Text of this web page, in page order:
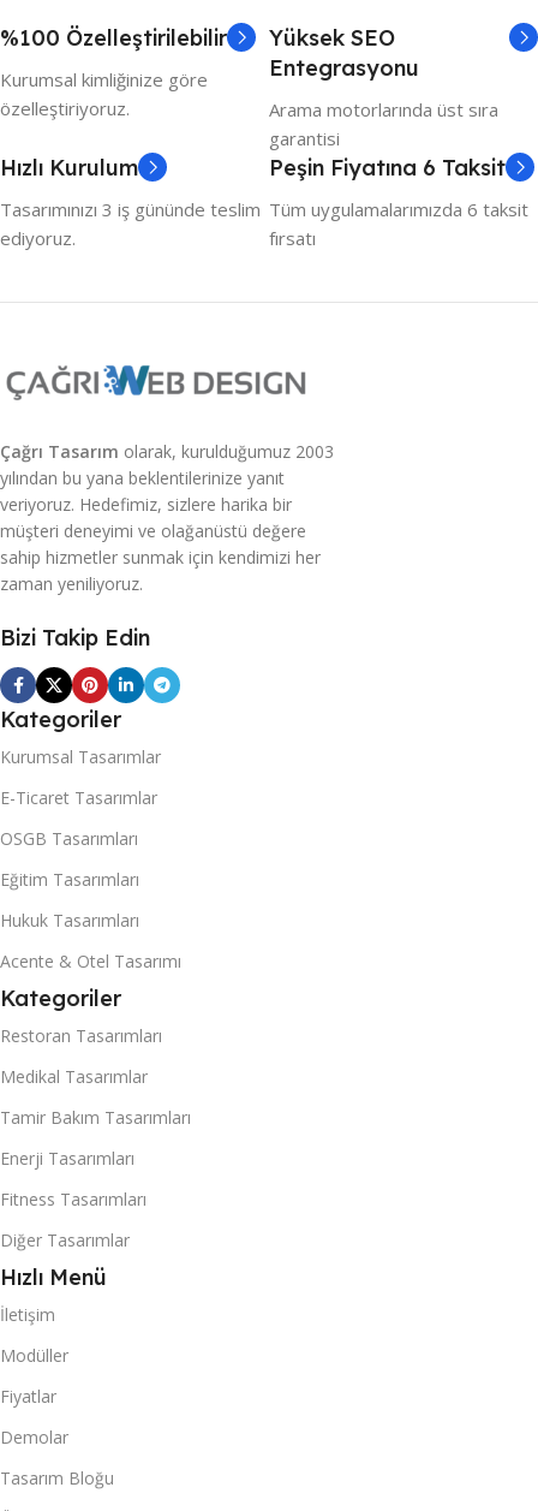
Ajans Web Tasarımı
%100 Özelleştirilebilir
Kurumsal kimliğinize göre
özelleştiriyoruz.
Yüksek SEO
Entegrasyonu
Arama motorlarında üst sıra
garantisi
Hızlı Kurulum
Tasarımınızı 3 iş gününde teslim
ediyoruz.
Peşin Fiyatına 6 Taksit
Tüm uygulamalarımızda 6 taksit
fırsatı
Çağrı Tasarım olarak, kurulduğumuz 2003
yılından bu yana beklentilerinize yanıt
veriyoruz. Hedefimiz, sizlere harika bir
müşteri deneyimi ve olağanüstü değere
sahip hizmetler sunmak için kendimizi her
zaman yeniliyoruz.
Bizi Takip Edin
Kategoriler
Kurumsal Tasarımlar
E-Ticaret Tasarımlar
OSGB Tasarımları
Eğitim Tasarımları
Hukuk Tasarımları
Acente & Otel Tasarımı
Kategoriler
Restoran Tasarımları
Medikal Tasarımlar
Tamir Bakım Tasarımları
Enerji Tasarımları
Fitness Tasarımları
Diğer Tasarımlar
Hızlı Menü
İletişim
Modüller
Fiyatlar
Demolar
Tasarım Bloğu